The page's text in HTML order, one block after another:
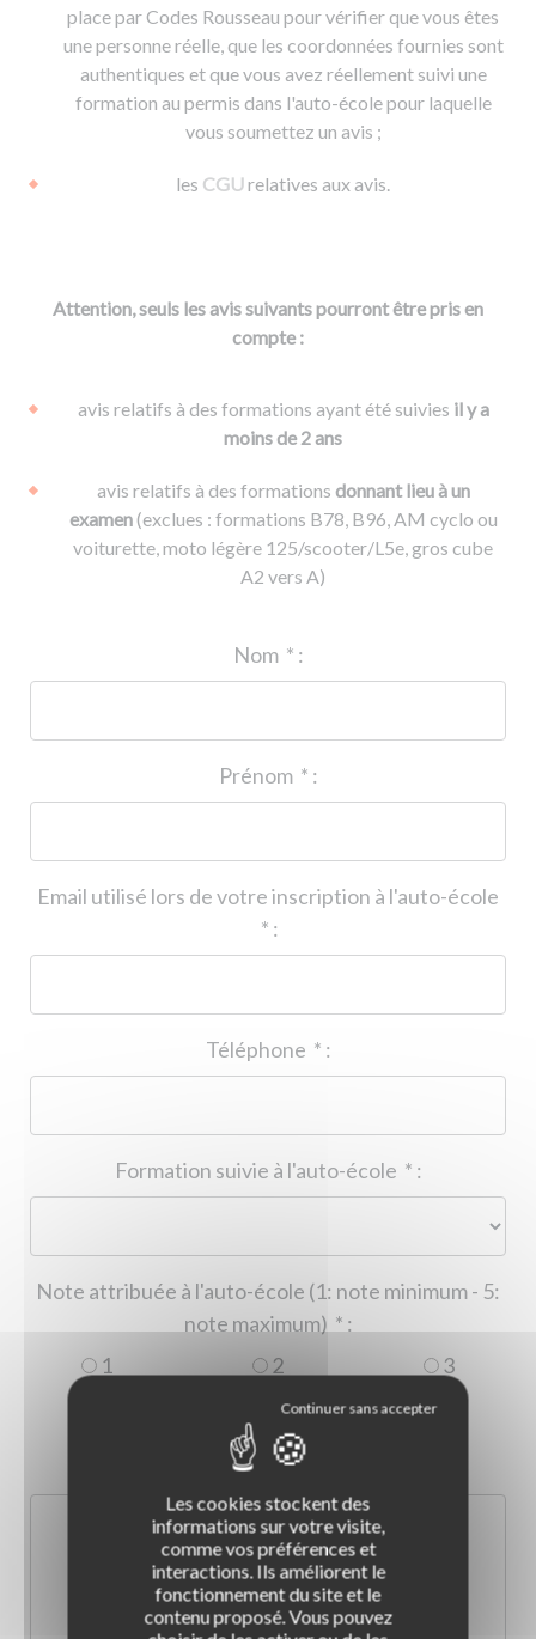
place par Codes Rousseau pour vérifier que vous êtes
une personne réelle, que les coordonnées fournies sont
authentiques et que vous avez réellement suivi une
formation au permis dans l'auto-école pour laquelle
vous soumettez un avis ;
les CGUrelatives aux avis.
Attention, seuls les avis suivants pourront être pris en
compte :
avis relatifs à des formations ayant été suivies il y a
moins de 2 ans
avis relatifs à des formations donnant lieu à un
examen(exclues : formations B78, B96, AM cyclo ou
voiturette, moto légère 125/scooter/L5e, gros cube
A2 vers A)
* :
* :
Email utilisé lors de votre inscription à l'auto-école
* :
* :
* :
Note attribuée à l'auto-école (1: note minimum - 5:
* :
1
2
3
5
Les cookies stockent des
informations sur votre visite,
comme vos préférences et
interactions. Ils améliorent le
fonctionnement du site et le
contenu proposé. Vous pouvez